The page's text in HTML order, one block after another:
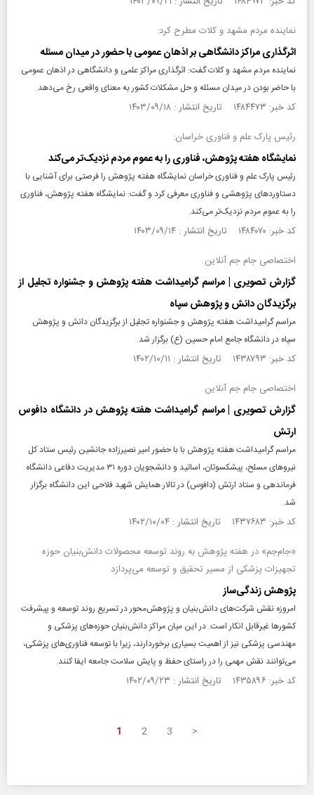
نماینده مردم مشهد و کلات مطرح کرد:
اثرگذاری مراکز دانشگاهی بر اذهان عمومی با حضور در میدان مسئله
نماینده مردم مشهد و کلات گفت: اثرگذاری مراکز علمی و دانشگاهی در اذهان عمومی
با حاضر بودن در میدان مسئله و حل مشکلات کشور به معنای واقعی رخ می‌دهد.
کد خبر: ۱۴۸۴۴۷۳ تاریخ انتشار : ۱۴۰۳/۰۹/۱۸
رئیس پارک علم و فناوری خراسان‌:
نمایشگاه هفته پژوهش، فناوری را به عموم مردم نزدیک‌تر می‌کند
رئیس پارک علم و فناوری خراسان نمایشگاه هفته پژوهش را فرصتی برای آشنایی با
دستاورد‌های پژوهشی و فناوری معرفی کرد و گفت: نمایشگاه هفته پژوهش، فناوری
را به عموم مردم نزدیک‌تر می‌کند.
کد خبر: ۱۴۸۴۰۷۰ تاریخ انتشار : ۱۴۰۳/۰۹/۱۴
اختصاصی جام جم آنلاین
گزارش تصویری | مراسم گرامیداشت هفته پژوهش و جشنواره تجلیل از
برگزیدگان دانش و پژوهش سپاه
مراسم گرامیداشت هفته پژوهش و جشنواره تجلیل از برگزیدگان دانش و پژوهش
سپاه در دانشگاه جامع امام حسین (ع) برگزار شد.
کد خبر: ۱۴۳۸۷۹۳ تاریخ انتشار : ۱۴۰۲/۱۰/۱۱
اختصاصی جام جم آنلاین
گزارش تصویری | مراسم گرامیداشت هفته پژوهش در دانشگاه دافوس
ارتش
مراسم گرامیداشت هفته پژوهش با با حضور امیر نصیرزاده جانشین رئیس ستاد کل
نیروهای مسلح، پیشکسوتان، اساتید و دانشجویان دوره ۳۱ مدیریت دفاعی دانشگاه
فرماندهی و ستاد ارتش (دافوس) در تالار همایش شهید فلاحی این دانشگاه برگزار
شد.
کد خبر: ۱۴۳۷۶۸۳ تاریخ انتشار : ۱۴۰۲/۱۰/۰۴
«جام‌جم» در هفته پژوهش به روند توسعه محصولات دانش‌بنیان حوزه
تجهیزات پزشکی از مسیر تحقیق و توسعه می‌پردازد
پژوهش زندگی‌ساز
امروزه نقش شرکت‌های دانش‌‌بنیان و پژوهش‌محور در تسریع روند توسعه و پیشرفت
کشورها غیرقابل انکار است. در این میان مراکز دانش‌بنیان حوزه‌های پزشکی و
مهندسی پزشکی نیز از اهمیت بسیاری برخوردارند، زیرا با توسعه فناوری‌های پزشکی،
می‌توانند نقش مهمی را در راستای حفظ و پایش سلامت جامعه ایفا کنند.
کد خبر: ۱۴۳۵۸۹۶ تاریخ انتشار : ۱۴۰۲/۰۹/۲۳
1 2 3 >